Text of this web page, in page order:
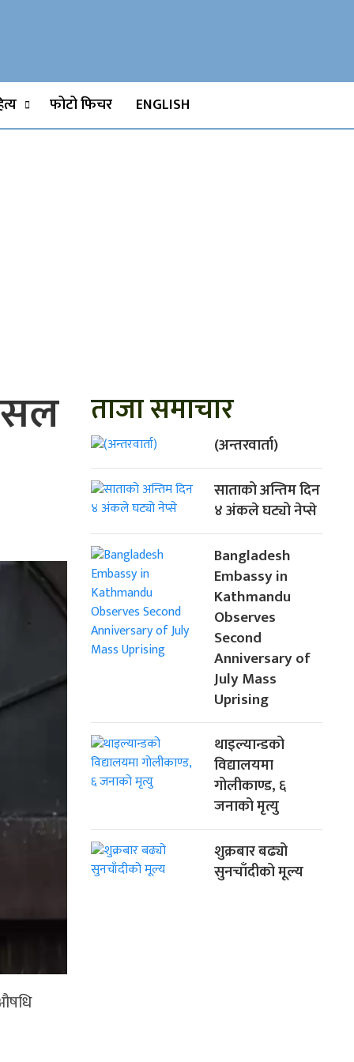
Moviesफोटो फिचर ENGLISH
ताजा समाचार
(अन्तरवार्ता)
साताको अन्तिम दिन
४ अंकले घट्यो नेप्से
Bangladesh
Embassy in
Kathmandu
Observes
Second
Anniversary of
July Mass
Uprising
थाइल्यान्डको
विद्यालयमा
गोलीकाण्ड, ६
जनाको मृत्यु
शुक्रबार बढ्यो
सुनचाँदीको मूल्य